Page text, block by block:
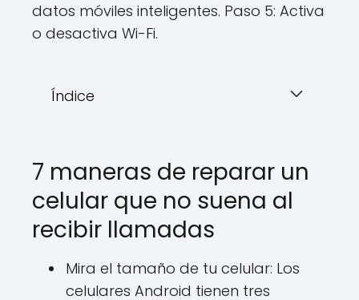
datos móviles inteligentes. Paso 5: Activa
o desactiva Wi-Fi.
Índice
7 maneras de reparar un
celular que no suena al
recibir llamadas
Mira el tamaño de tu celular: Los
celulares Android tienen tres